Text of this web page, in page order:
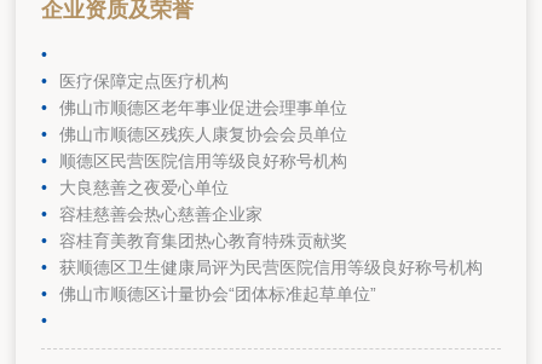
企业资质及荣誉
医疗保障定点医疗机构
佛山市顺德区老年事业促进会理事单位
佛山市顺德区残疾人康复协会会员单位
顺德区民营医院信用等级良好称号机构
大良慈善之夜爱心单位
容桂慈善会热心慈善企业家
容桂育美教育集团热心教育特殊贡献奖
获顺德区卫生健康局评为民营医院信用等级良好称号机构
佛山市顺德区计量协会“团体标准起草单位”